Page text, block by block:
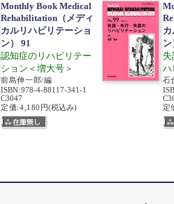
Monthly Book Medical
Rehabilitation（メディ
カルリハビリテーショ
ン） 91
認知症のリハビリテー
ション＜増大号＞
前島伸一郎/編
ISBN:978-4-88117-341-1
C3047
定価:4,180円(税込み)
ン
ハ
石
定